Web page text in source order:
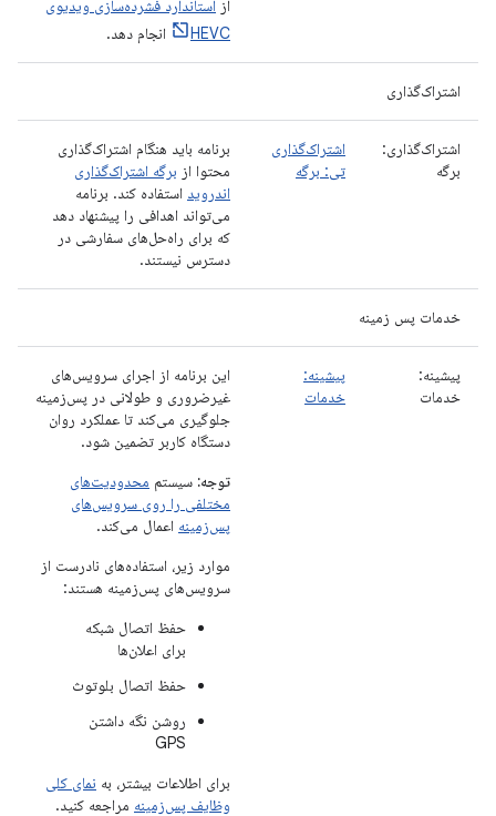
از استاندارد فشرده‌سازی ویدیوی
HEVC
انجام دهد.
اشتراک‌گذاری
اشتراک‌گذاری:
برگه
اشتراک‌گذاری
تی: برگه
برنامه باید هنگام اشتراک‌گذاری
محتوا از برگه اشتراک‌گذاری
اندروید استفاده کند. برنامه
می‌تواند اهدافی را پیشنهاد دهد
که برای راه‌حل‌های سفارشی در
دسترس نیستند.
خدمات پس زمینه
پیشینه:
خدمات
پیشینه:
خدمات
این برنامه از اجرای سرویس‌های
غیرضروری و طولانی در پس‌زمینه
جلوگیری می‌کند تا عملکرد روان
دستگاه کاربر تضمین شود.
توجه: سیستم محدودیت‌های
مختلفی را روی سرویس‌های
پس‌زمینه اعمال می‌کند.
موارد زیر، استفاده‌های نادرست از
سرویس‌های پس‌زمینه هستند:
حفظ اتصال شبکه
برای اعلان‌ها
حفظ اتصال بلوتوث
روشن نگه داشتن
GPS
برای اطلاعات بیشتر، به نمای کلی
وظایف پس‌زمینه مراجعه کنید.